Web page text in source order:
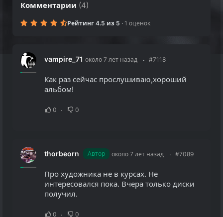
Комментарии (4)
Рейтинг 4.5 из 5 · 1 оценок
vampire_71 около 7 лет назад #7118
Как раз сейчас прослушиваю,хороший
альбом!
0 0
thorbeorn Автор около 7 лет назад #7089
Про художника не в курсах. Не
интересовался пока. Вчера только диски
получил.
0 0